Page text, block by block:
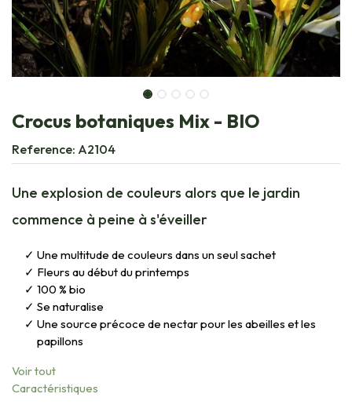
Crocus botaniques Mix - BIO
Reference: A2104
Une explosion de couleurs alors que le jardin
commence à peine à s'éveiller
Une multitude de couleurs dans un seul sachet
Fleurs au début du printemps
100 % bio
Se naturalise
Une source précoce de nectar pour les abeilles et les
papillons
Voir tout
Caractéristiques